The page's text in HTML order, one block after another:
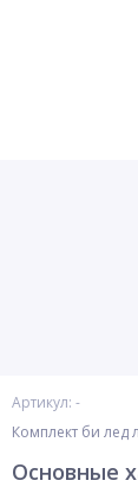
Артикул: -
Комплект би лед
Основные